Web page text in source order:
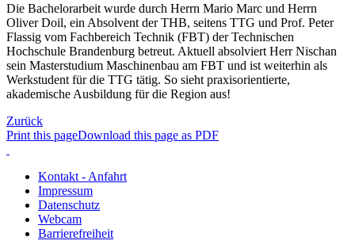
Die Bachelorarbeit wurde durch Herrn Mario Marc und Herrn
Oliver Doil, ein Absolvent der THB, seitens TTG und Prof. Peter
Flassig vom Fachbereich Technik (FBT) der Technischen
Hochschule Brandenburg betreut. Aktuell absolviert Herr Nischan
sein Masterstudium Maschinenbau am FBT und ist weiterhin als
Werkstudent für die TTG tätig. So sieht praxisorientierte,
akademische Ausbildung für die Region aus!
Zurück
Print this pageDownload this page as PDF
Kontakt - Anfahrt
Impressum
Datenschutz
Webcam
Barrierefreiheit